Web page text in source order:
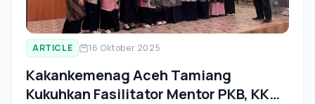
ARTICLE 16 Oktober 2025
Kakankemenag Aceh Tamiang
Kukuhkan Fasilitator Mentor PKB, KKG